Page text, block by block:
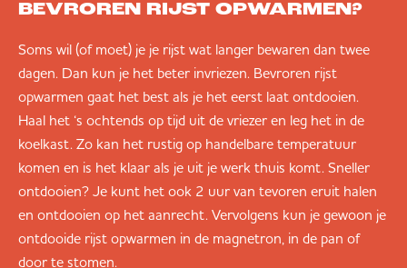
BEVROREN RIJST OPWARMEN?
Soms wil (of moet) je je rijst wat langer bewaren dan twee
dagen. Dan kun je het beter invriezen. Bevroren rijst
opwarmen gaat het best als je het eerst laat ontdooien.
Haal het ‘s ochtends op tijd uit de vriezer en leg het in de
koelkast. Zo kan het rustig op handelbare temperatuur
komen en is het klaar als je uit je werk thuis komt. Sneller
ontdooien? Je kunt het ook 2 uur van tevoren eruit halen
en ontdooien op het aanrecht. Vervolgens kun je gewoon je
ontdooide rijst opwarmen in de magnetron, in de pan of
door te stomen.